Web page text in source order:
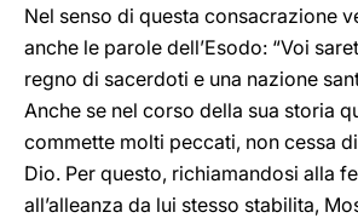
Nel senso di questa consacrazione
anche le parole dell’Esodo: “Voi
regno di sacerdoti e una nazione
Anche se nel corso della sua storia
commette molti peccati, non cessa
Dio. Per questo, richiamandosi alla
all’alleanza da lui stesso stabilita,